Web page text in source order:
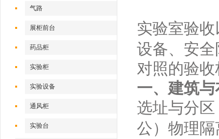
气路
展柜前台
药品柜
实验柜
实验设备
通风柜
实验台
实验室验收
设备、安
对照的验
一、建筑
选址与分
公）物理